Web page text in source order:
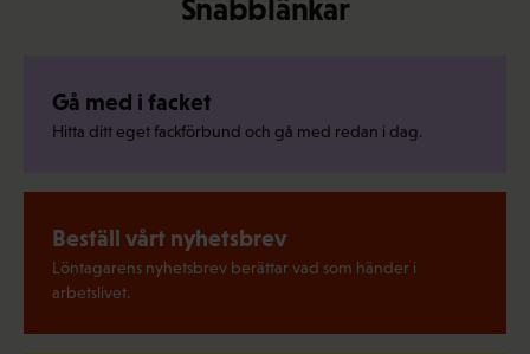
Snabblänkar
Gå med i facket
Hitta ditt eget fackförbund och gå med redan i dag.
Beställ vårt nyhetsbrev
Löntagarens nyhetsbrev berättar vad som händer i
arbetslivet.